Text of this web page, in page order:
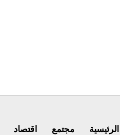
الرئيسية مجتمع اقتصاد